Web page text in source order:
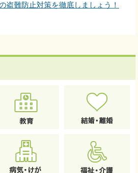
盗難防止対策を徹底しましょう！